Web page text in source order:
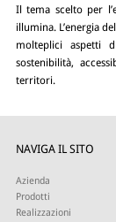
Il tema scelto per
illumina. L’energia
molteplici aspetti
sostenibilità,
territori.
NAVIGA IL SITO
Azienda
Prodotti
Realizzazioni